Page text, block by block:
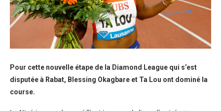
Pour cette nouvelle étape de la Diamond League qui s’est
disputée à Rabat, Blessing Okagbare et Ta Lou ont dominé la
course.